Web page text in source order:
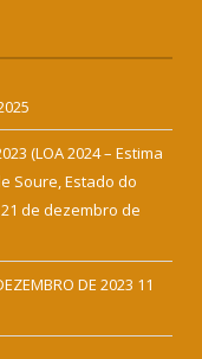
(LOA 2024 – Estima
Soure, Estado do
21 de dezembro de
DE 2023 11